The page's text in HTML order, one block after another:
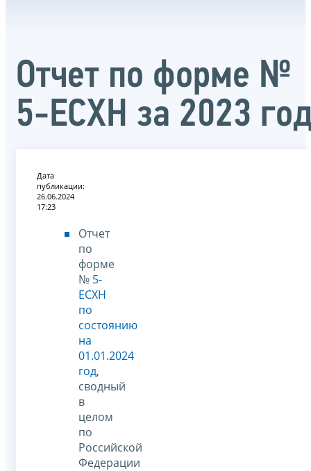
Отчет по форме №
5-ЕСХН за 2023
Дата
публикации:
26.06.2024
17:23
Отчет
по
форме
№ 5-
ЕСХН
по
состоянию
на
01.01.2024
год,
сводный
в
целом
по
Российской
Федерации